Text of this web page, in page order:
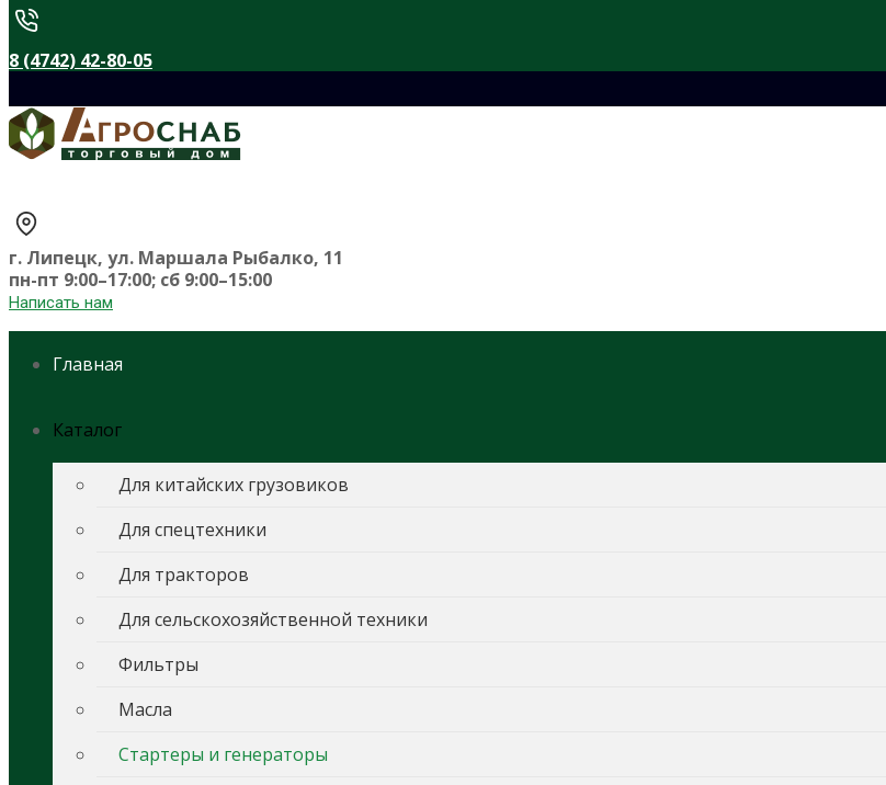
8 (4742) 42-80-05
г. Липецк, ул. Маршала Рыбалко, 11
пн-пт 9:00–17:00; сб 9:00–15:00
Написать нам
Главная
Каталог
Для китайских грузовиков
Для спецтехники
Для тракторов
Для сельскохозяйственной техники
Фильтры
Масла
Стартеры и генераторы